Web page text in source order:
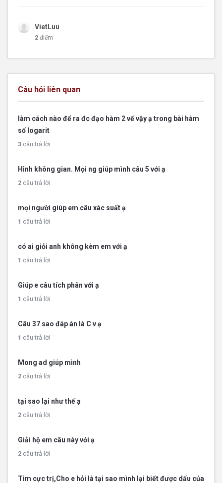
VietLuu
2 điểm
Câu hỏi liên quan
làm cách nào để ra đc đạo hàm 2 vế vậy ạ trong bài hàm
số logarit
3 câu trả lời
Hình không gian. Mọi ng giúp mình câu 5 với ạ
2 câu trả lời
mọi người giúp em câu xác suất ạ
1 câu trả lời
có ai giỏi anh không kèm em với ạ
1 câu trả lời
Giúp e câu tích phân với ạ
1 câu trả lời
Câu 37 sao đáp án là C v ạ
1 câu trả lời
Mong ad giúp mình
2 câu trả lời
tại sao lại như thế ạ
2 câu trả lời
Giải hộ em câu này với ạ
2 câu trả lời
Tìm cực trị,Cho e hỏi là tại sao mình lại biết được dấu của